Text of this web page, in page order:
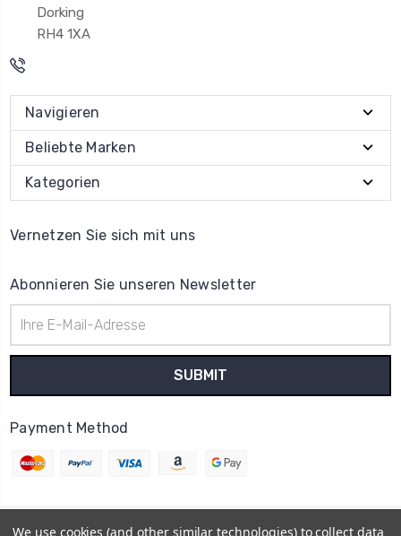
Dorking
RH4 1XA
Navigieren
Beliebte Marken
Kategorien
Vernetzen Sie sich mit uns
Abonnieren Sie unseren Newsletter
Mail-
Adresse
Payment Method
© 2026 Uhrenteile Lager
We use cookies (and other similar technologies) to collect data